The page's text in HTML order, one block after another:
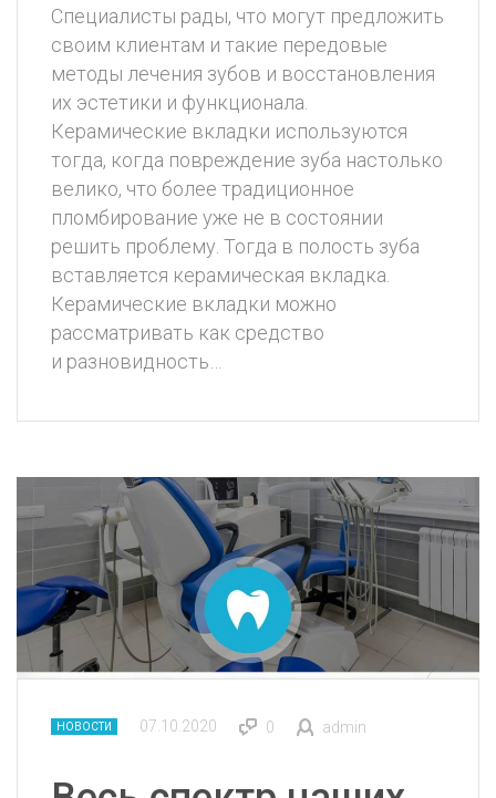
Специалисты рады, что могут предложить
своим клиентам и такие передовые
методы лечения зубов и восстановления
их эстетики и функционала.
Керамические вкладки используются
тогда, когда повреждение зуба настолько
велико, что более традиционное
пломбирование уже не в состоянии
решить проблему. Тогда в полость зуба
вставляется керамическая вкладка.
Керамические вкладки можно
рассматривать как средство
и разновидность…
НОВОСТИ 07.10.2020 0 admin